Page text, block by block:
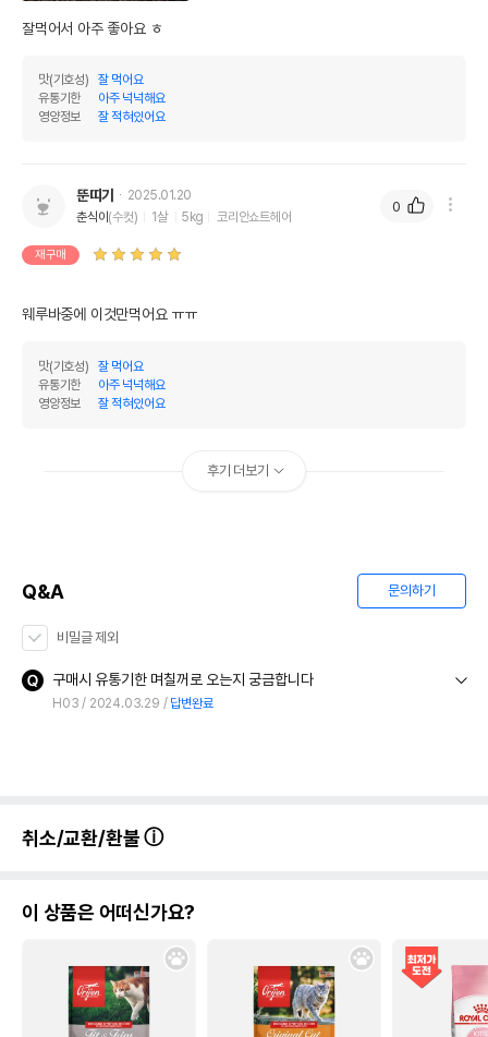
잘먹어서 아주 좋아요 ㅎ
맛(기호성)
잘 먹어요
유통기한
아주 넉넉해요
영양정보
잘 적혀있어요
뚠띠기
2025.01.20
춘식이 (수컷) 1살 5kg 코리안쇼트헤어
재구매
웨루바중에 이것만먹어요 ㅠㅠ
맛(기호성)
잘 먹어요
유통기한
아주 넉넉해요
영양정보
잘 적혀있어요
0
후기 더보기
Q&A 문의하기
비밀글 제외
구매시 유통기한 며칠꺼로 오는지 궁금합니다
H03 2024.03.29 답변완료
취소/교환/환불
이 상품은 어떠신가요?